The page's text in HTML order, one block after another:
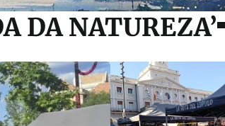
DA NATUREZA’